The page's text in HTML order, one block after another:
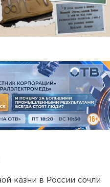
казни в России сочли